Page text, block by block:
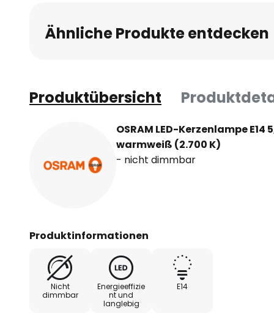
Ähnliche Produkte entdecken
Produktübersicht
OSRAM LED-Kerzenlampe
warmweiß (2.700 K)
- nicht dimmbar
Produktinformationen
Nicht
dimmbar
Energieeffizie
nt und
langlebig
E14